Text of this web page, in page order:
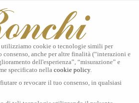
utilizziamo cookie o tecnologie simili per
anche per altre finalità (“interazioni e
dell'esperienza”, “misurazione” e
specificato nella cookie policy.
o revocare il tuo consenso, in qualsiasi